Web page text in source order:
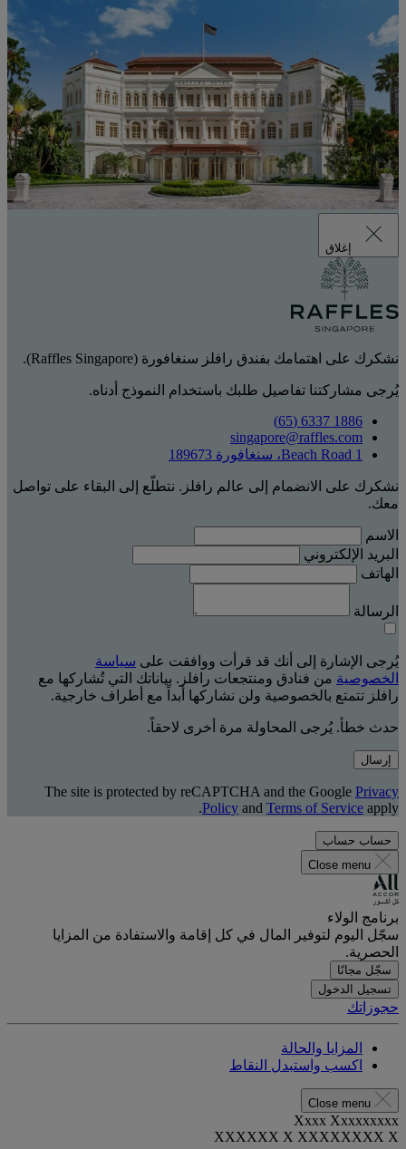
إغلاق
نشكرك على اهتمامك بفندق رافلز سنغافورة (Raffles Singapore).
يُرجى مشاركتنا تفاصيل طلبك باستخدام النموذج أدناه.
1886 6337 (65)
singapore@raffles.com
1 Beach Road، سنغافورة 189673
نشكرك على الانضمام إلى عالم رافلز. نتطلّع إلى البقاء على تواصل
معك.
الاسم
البريد الإلكتروني
الهاتف
الرسالة
يُرجى الإشارة إلى أنك قد قرأت ووافقت على سياسة
الخصوصية من فنادق ومنتجعات رافلز. بياناتك التي تُشاركها مع
رافلز تتمتع بالخصوصية ولن نشاركها أبداً مع أطراف خارجية.
حدث خطأ. يُرجى المحاولة مرة أخرى لاحقاً.
إرسال
The site is protected by reCAPTCHA and the Google Privacy
Policy and Terms of Service apply.
حساب حساب
Close menu
برنامج الولاء
سجّل اليوم لتوفير المال في كل إقامة والاستفادة من المزايا
الحصرية.
سجّل مجانًا
تسجيل الدخول
حجوزاتك
المزايا والحالة
اكسب واستبدل النقاط
Close menu
Xxxx Xxxxxxxxx
XXXXXX X XXXXXXXX X